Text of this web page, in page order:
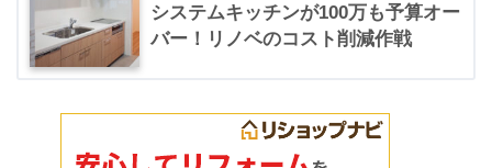
システムキッチンが100万も予算オー
バー！リノベのコスト削減作戦